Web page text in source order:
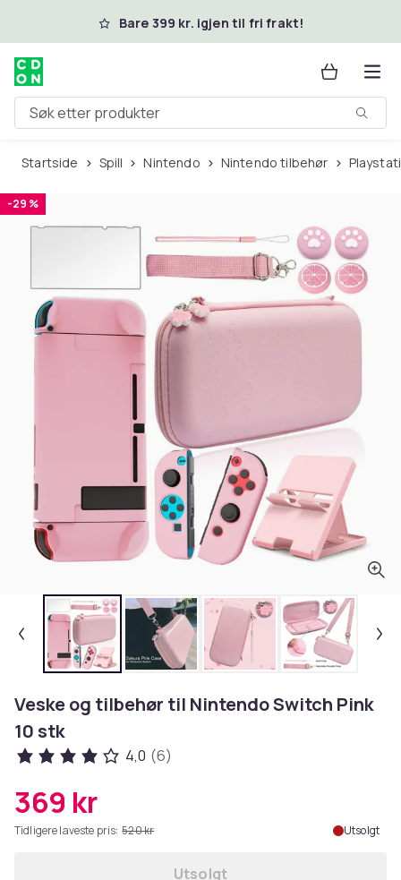
Hopp til hovedinnholdBare 399 kr. igjen til fri frakt!
Søk etter produkter
Startside Spill Nintendo Nintendo tilbehør
-29 %
Veske og tilbehør til Nintendo Switch Pink
10 stk
4,0 (6)
369 kr
Tidligere laveste pris: 520 kr Utsolgt
Utsolgt